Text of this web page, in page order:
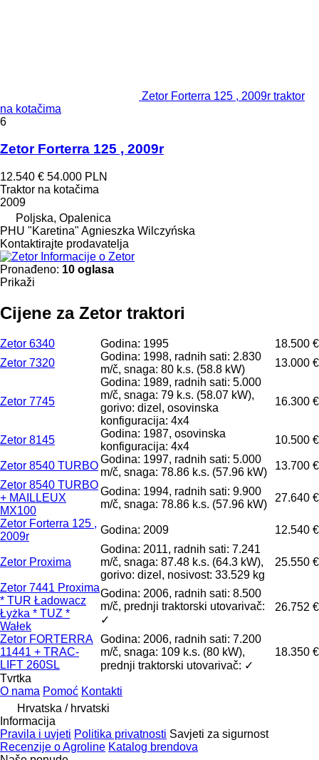
Zetor Forterra 125 , 2009r traktor
na kotačima
6
Zetor Forterra 125 , 2009r
12.540 € 54.000 PLN
Traktor na kotačima
2009
Poljska, Opalenica
PHU "Karetina" Agnieszka Wilczyńska
Kontaktirajte prodavatelja
Informacije o Zetor
Pronađeno: 10 oglasa
Prikaži
Cijene za Zetor traktori
Zetor 6340 Godina: 1995
18.500 €
Zetor 7320
Godina: 1998, radnih sati: 2.830
m/č, snaga: 80 k.s. (58.8 kW)
13.000 €
Zetor 7745
Godina: 1989, radnih sati: 5.000
m/č, snaga: 79 k.s. (58.07 kW),
gorivo: dizel, osovinska
konfiguracija: 4x4
16.300 €
Zetor 8145
Godina: 1987, osovinska
konfiguracija: 4x4
10.500 €
Zetor 8540 TURBO
Godina: 1997, radnih sati: 5.000
m/č, snaga: 78.86 k.s. (57.96 kW)
13.700 €
Zetor 8540 TURBO
+ MAILLEUX
MX100
Godina: 1994, radnih sati: 9.900
m/č, snaga: 78.86 k.s. (57.96 kW)
27.640 €
Zetor Forterra 125 ,
2009r
Godina: 2009 12.540 €
Zetor Proxima
Godina: 2011, radnih sati: 7.241
m/č, snaga: 87.48 k.s. (64.3 kW),
gorivo: dizel, nosivost: 33.529 kg
25.550 €
Zetor 7441 Proxima
* TUR Ładowacz
Łyżka * TUZ *
Wałek
Godina: 2006, radnih sati: 8.500
m/č, prednji traktorski utovarivač:
✓
26.752 €
Zetor FORTERRA
11441 + TRAC-
LIFT 260SL
Godina: 2006, radnih sati: 7.200
m/č, snaga: 109 k.s. (80 kW),
prednji traktorski utovarivač: ✓
18.350 €
Tvrtka
O nama Pomoć Kontakti
Hrvatska / hrvatski
Informacija
Pravila i uvjeti Politika privatnosti Savjeti za sigurnost
Recenzije o Agroline Katalog brendova